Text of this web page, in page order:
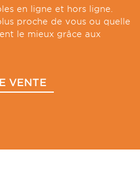
en ligne et hors ligne.
proche de vous ou quelle
le mieux grâce aux
VENTE